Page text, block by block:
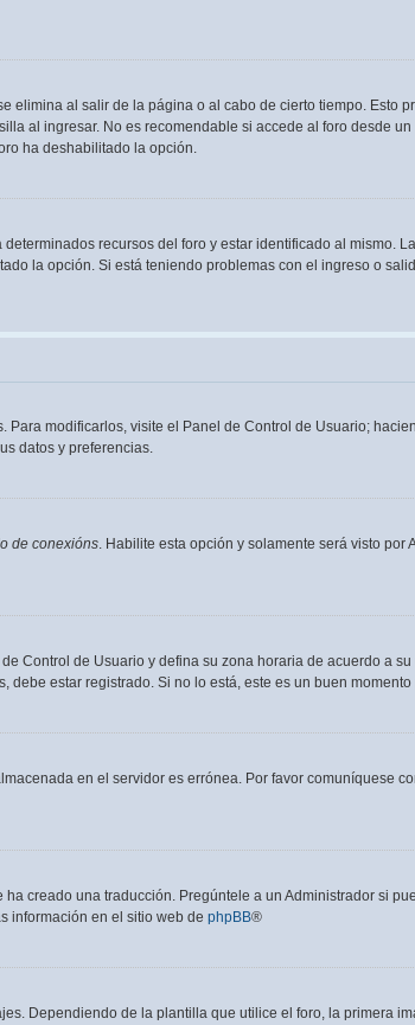
al salir de la página o al cabo de cierto tiempo. Esto
al ingresar. No es recomendable si accede al foro desde un
ha deshabilitado la opción.
recursos del foro y estar identificado al mismo.
la opción. Si está teniendo problemas con el ingreso o
modificarlos, visite el Panel de Control de Usuario;
datos y preferencias.
de conexións. Habilite esta opción y solamente será visto por
Control de Usuario y defina su zona horaria de acuerdo a
debe estar registrado. Si no lo está, este es un buen
en el servidor es errónea. Por favor comuníquese
creado una traducción. Pregúntele a un Administrador si
información en el sitio web de phpBB®
Dependiendo de la plantilla que utilice el foro, la primera